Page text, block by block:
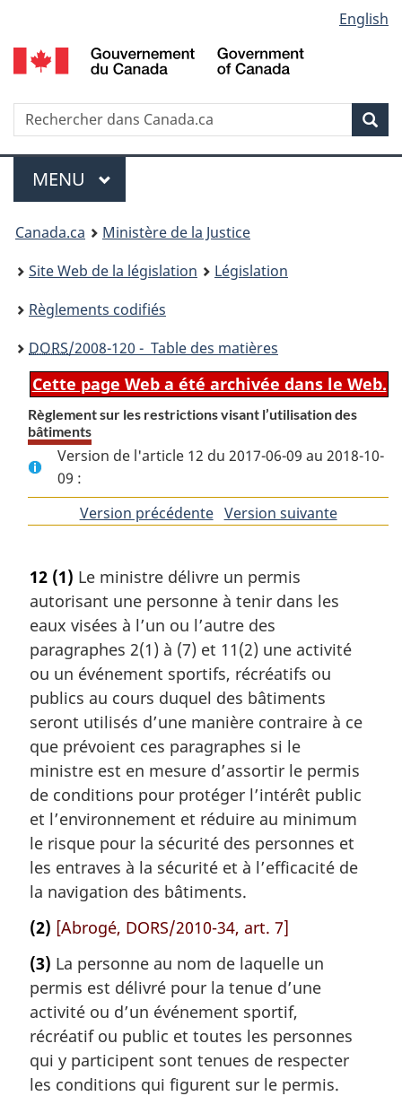
au
contenu
propos
de
la
HTML
simplifiée
selection
English
Recherche
Menu
MENU PRINCIPAL
You
are
here:
Canada.ca
Ministère de la Justice
Site Web de la législation
Législation
Règlements codifiés
DORS/2008-120 - Table des matières
Cette page Web a été archivée dans le Web.
Règlement sur les restrictions visant l’utilisation des
bâtiments
Version de l'article 12 du 2017-06-09 au 2018-10-
09 :
Version précédentedeVersion suivantede
12 (1) Le ministre délivre un permis
autorisant une personne à tenir dans les
eaux visées à l’un ou l’autre des
paragraphes 2(1) à (7) et 11(2) une activité
ou un événement sportifs, récréatifs ou
publics au cours duquel des bâtiments
seront utilisés d’une manière contraire à ce
que prévoient ces paragraphes si le
ministre est en mesure d’assortir le permis
de conditions pour protéger l’intérêt public
et l’environnement et réduire au minimum
le risque pour la sécurité des personnes et
les entraves à la sécurité et à l’efficacité de
la navigation des bâtiments.
(2) [Abrogé, DORS/2010-34, art. 7]
(3) La personne au nom de laquelle un
permis est délivré pour la tenue d’une
activité ou d’un événement sportif,
récréatif ou public et toutes les personnes
qui y participent sont tenues de respecter
les conditions qui figurent sur le permis.